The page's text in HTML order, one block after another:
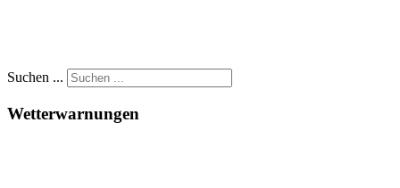
Suchen ...
Wetterwarnungen